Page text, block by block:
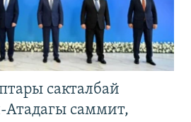
сакталбай
Атадагы саммит,